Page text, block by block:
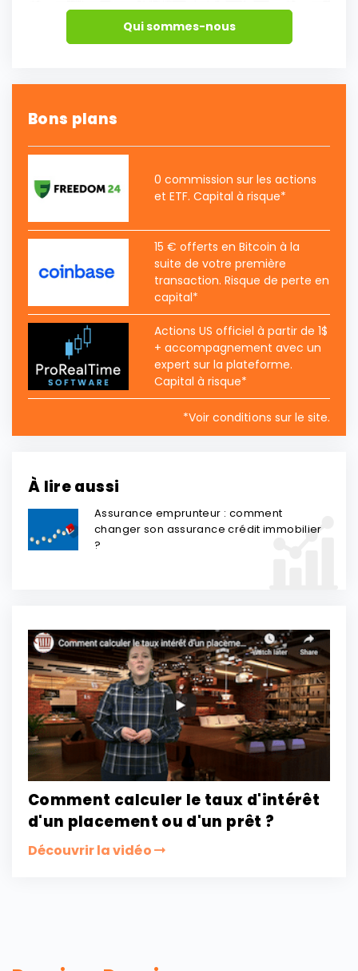
Qui sommes-nous
Bons plans
0 commission sur les actions
et ETF. Capital à risque*
15 € offerts en Bitcoin à la
suite de votre première
transaction. Risque de perte en
capital*
Actions US officiel à partir de 1$
+ accompagnement avec un
expert sur la plateforme.
Capital à risque*
*Voir conditions sur le site.
À lire aussi
Assurance emprunteur : comment
changer son assurance crédit immobilier
?
Comment calculer le taux d'intérêt
d'un placement ou d'un prêt ?
Découvrir la vidéo